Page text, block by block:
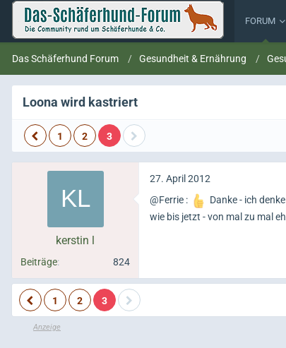
FORUM
Das Schäferhund Forum Gesundheit & Ernährung
Loona wird kastriert
1 2 3
kerstin l
Beiträge 824
27. April 2012
@Ferrie :
Danke - ich
wie bis jetzt - von mal zu mal
1 2 3